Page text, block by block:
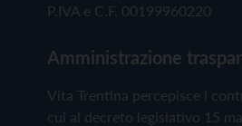
P.IVA e C.F. 00199960220
Amministrazione
Vita Trentina percepisce i
cui al decreto legislativo 15